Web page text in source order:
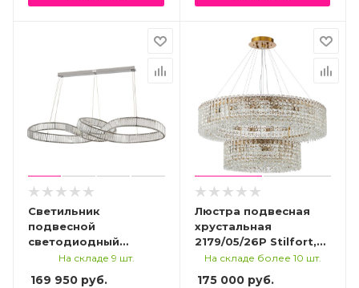
Светильник
подвесной
светодиодный
Stilfort 4020/09/16PL,
На складе 9 шт.
169 950 руб.
Люстра подвесная
хрустальная
2179/05/26P Stilfort,
серия Delone
На складе более 10 шт.
175 000руб.